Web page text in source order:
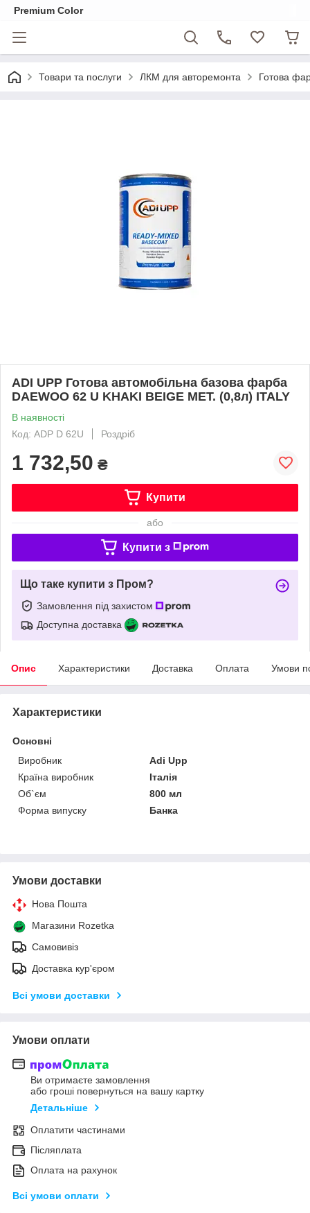
Premium Color
Товари та послуги ЛКМ для авторемонта Готова
ADI UPP Готова автомобільна базова фарба
DAEWOO 62 U KHAKI BEIGE MET. (0,8л) ITALY
В наявності
Код: ADP D 62U
Роздріб
1 732,50 ₴
Купити
або
Купити з
Що таке купити з Пром?
Замовлення під захистом
Доступна доставка
Опис Характеристики Доставка Оплата Умови
Характеристики
Основні
Виробник
Adi Upp
Країна виробник
Італія
Об`єм
800 мл
Форма випуску
Банка
Умови доставки
Нова Пошта
Магазини Rozetka
Самовивіз
Доставка кур'єром
Всі умови доставки
Умови оплати
Ви отримаєте замовлення
або гроші повернуться на вашу картку
Детальніше
Оплатити частинами
Післяплата
Оплата на рахунок
Всі умови оплати